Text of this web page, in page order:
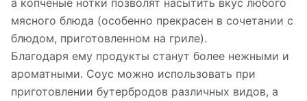
а копченые нотки позволят насытить вкус любого
мясного блюда (особенно прекрасен в сочетании с
блюдом, приготовленном на гриле).
Благодаря ему продукты станут более нежными и
ароматными. Соус можно использовать при
приготовлении бутербродов различных видов, а